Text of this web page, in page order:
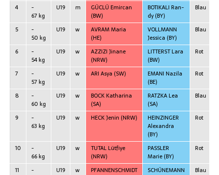
4
-
67 kg
U19 m
GÜCLÜ Emir­can
(BW)
BOTIKALI Ran­
dy(BY)
Blau
5
-
50 kg
U19 w
AVRAM Maria
(HE)
VOLLMANN
Jes­si­ca (BY)
Blau
6
-
54 kg
U19 w
AZZIZI Jina­ne
(NRW)
LITTERST Lara
(BW)
Rot
7
-
57 kg
U19 w ARI Asya (SW)
EMANI Nazi­la
(BE)
Rot
8
-
60 kg
U19 w
BOCK Katha­ri­na
(SA)
RATZKA Lea
(SA)
Blau
9
-
63 kg
U19 w HECK Jenin (NRW)
HEINZINGER
Alex­an­dra
(BY)
Rot
10
-
66 kg
U19 w
TUTAL Lüt­fi­ye
(NRW)
PASSLER
Marie (BY)
Rot
11
-
U19 w
PFANNENSCHMIDT
SCHÜNEMANN
Blau